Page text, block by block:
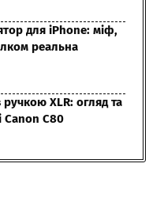
для iPhone: міф,
реальна
XLR: огляд та
Canon C80